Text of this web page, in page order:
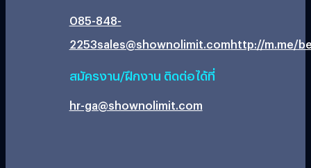
085-848-
2253sales@shownolimit.comhttp://m.me/
สมัครงาน/ฝึกงาน ติดต่อได้ที่
hr-ga@shownolimit.com